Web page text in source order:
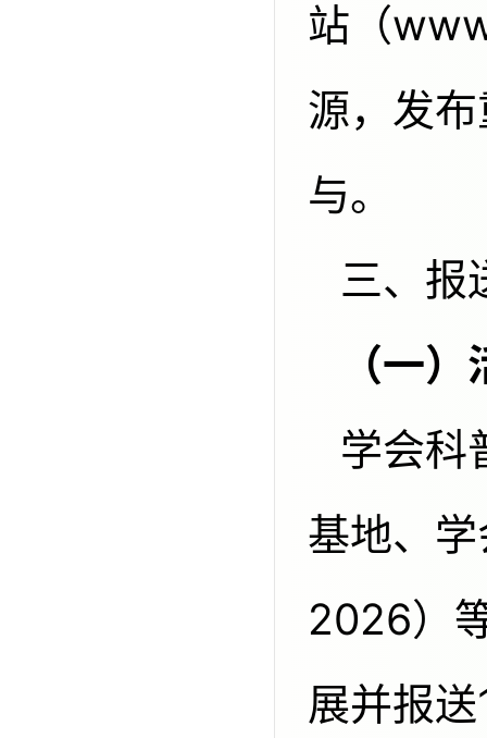
站（
源，发
与。
三
学会科普工作委员会、全国科普教育
基地、
2026）
展并报